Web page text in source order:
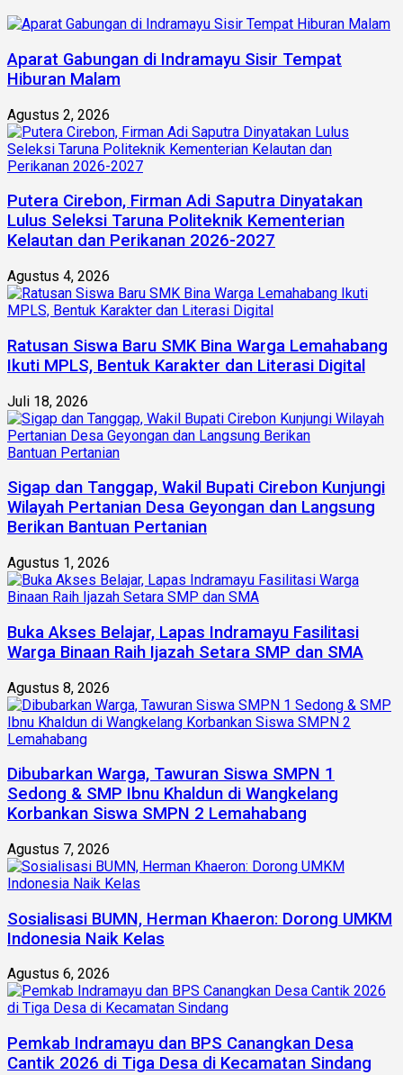
Aparat Gabungan di Indramayu Sisir Tempat
Hiburan Malam
Agustus 2, 2026
Putera Cirebon, Firman Adi Saputra Dinyatakan
Lulus Seleksi Taruna Politeknik Kementerian
Kelautan dan Perikanan 2026-2027
Agustus 4, 2026
Ratusan Siswa Baru SMK Bina Warga Lemahabang
Ikuti MPLS, Bentuk Karakter dan Literasi Digital
Juli 18, 2026
Sigap dan Tanggap, Wakil Bupati Cirebon Kunjungi
Wilayah Pertanian Desa Geyongan dan Langsung
Berikan Bantuan Pertanian
Agustus 1, 2026
Buka Akses Belajar, Lapas Indramayu Fasilitasi
Warga Binaan Raih Ijazah Setara SMP dan SMA
Agustus 8, 2026
Dibubarkan Warga, Tawuran Siswa SMPN 1
Sedong & SMP Ibnu Khaldun di Wangkelang
Korbankan Siswa SMPN 2 Lemahabang
Agustus 7, 2026
Sosialisasi BUMN, Herman Khaeron: Dorong UMKM
Indonesia Naik Kelas
Agustus 6, 2026
Pemkab Indramayu dan BPS Canangkan Desa
Cantik 2026 di Tiga Desa di Kecamatan Sindang